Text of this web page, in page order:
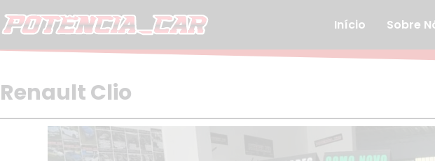
to
Início Sobre
Renault Clio